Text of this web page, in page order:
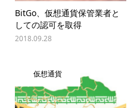
BitGo、仮想通貨保管業者と
しての認可を取得
2018.09.28
仮想通貨